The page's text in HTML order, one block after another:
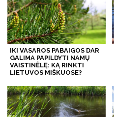
IKI VASAROS PABAIGOS DAR
GALIMA PAPILDYTI NAMŲ
VAISTINĖLĘ: KĄ RINKTI
LIETUVOS MIŠKUOSE?